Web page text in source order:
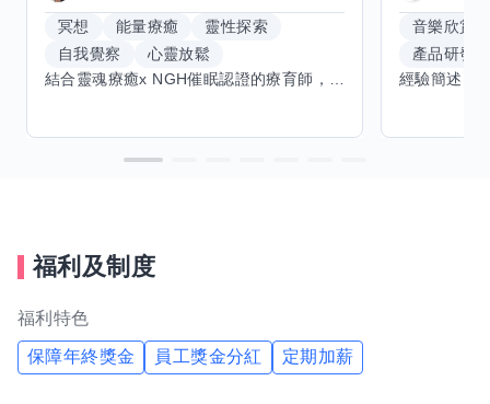
冥想 能量療癒
靈性探索
自我覺察
心靈放鬆
音樂欣賞
產品研發
福利及制度
福利特色
保障年終獎金 員工獎金分紅 定期加薪